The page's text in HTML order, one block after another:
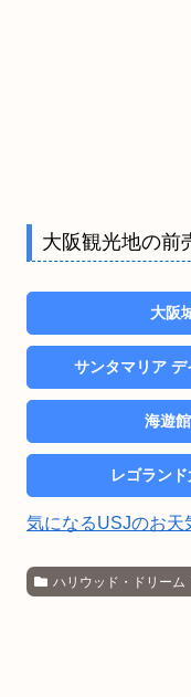
大阪観光地の前
大阪
サンタマリア デ
海遊
レゴラン
気になるUSJのお天
ハリウッド・ドリーム